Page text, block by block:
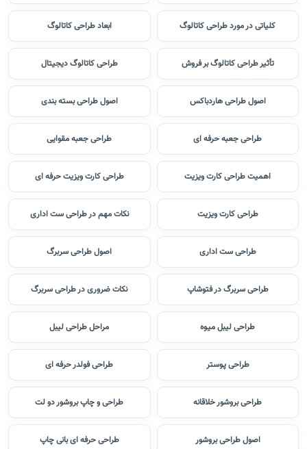
کلیاتی در مورد طراحی کاتالوگ ابعاد طراحی کاتالوگ
تأثیر طراحی کاتالوگ بر فروش طراحی کاتالوگ دیجیتال
اصول طراحی هاردباکس اصول طراحی بسته بندی
طراحی جعبه حرفه ای طراحی جعبه مقوایی
اهمیت طراحی کارت ویزیت طراحی کارت ویزیت حرفه ای
طراحی کارت ویزیت نکات مهم در طراحی ست اداری
طراحی ست اداری اصول طراحی سربرگ
طراحی سربرگ در فتوشاپ نکات ضروری در طراحی سربرگ
طراحی لیبل میوه مراحل طراحی لیبل
طراحی پوستر طراحی فولدر حرفه ای
طراحی بروشور خلاقانه طراحی و چاپ بروشور دو لت
اصول طراحی بروشور طراحی حرفه ای بانی چاپ